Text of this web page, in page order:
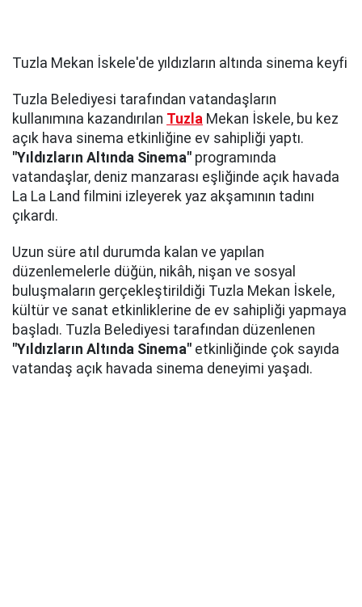
Tuzla Mekan İskele'de yıldızların altında sinema keyfi
Tuzla Belediyesi tarafından vatandaşların
kullanımına kazandırılan Tuzla Mekan İskele, bu kez
açık hava sinema etkinliğine ev sahipliği yaptı.
"Yıldızların Altında Sinema" programında
vatandaşlar, deniz manzarası eşliğinde açık havada
La La Land filmini izleyerek yaz akşamının tadını
çıkardı.
Uzun süre atıl durumda kalan ve yapılan
düzenlemelerle düğün, nikâh, nişan ve sosyal
buluşmaların gerçekleştirildiği Tuzla Mekan İskele,
kültür ve sanat etkinliklerine de ev sahipliği yapmaya
başladı. Tuzla Belediyesi tarafından düzenlenen
"Yıldızların Altında Sinema" etkinliğinde çok sayıda
vatandaş açık havada sinema deneyimi yaşadı.